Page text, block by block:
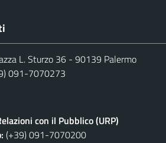
L. Sturzo 36 - 90139 Palermo
091-7070273
con il Pubblico (URP)
(+39) 091-7070200